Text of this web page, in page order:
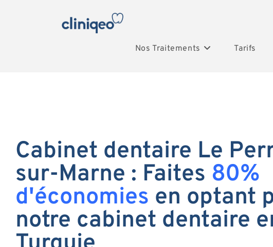
Nos Traitements Tarifs
Cabinet dentaire Le
sur-Marne : Faites 80%
d'économies en optant
notre cabinet dentaire